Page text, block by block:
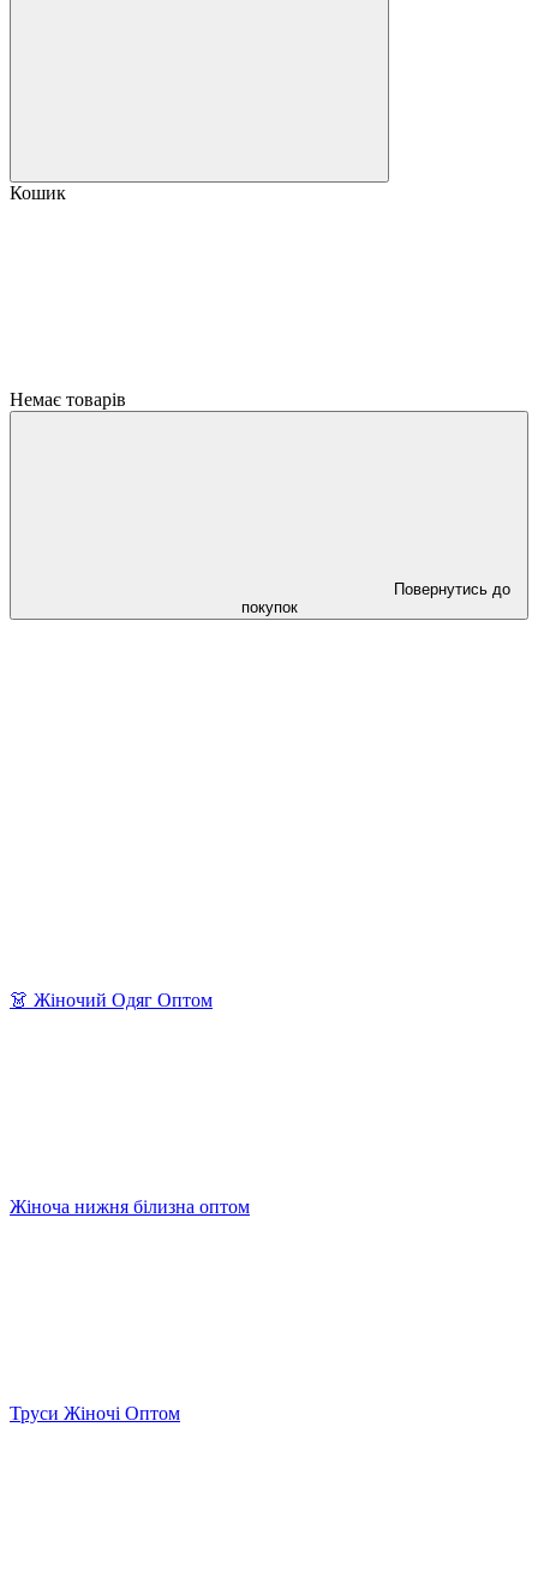
Кошик
Немає товарів
Повернутись до
покупок
👗 Жіночий Одяг Оптом
Жіноча нижня білизна оптом
Труси Жіночі Оптом